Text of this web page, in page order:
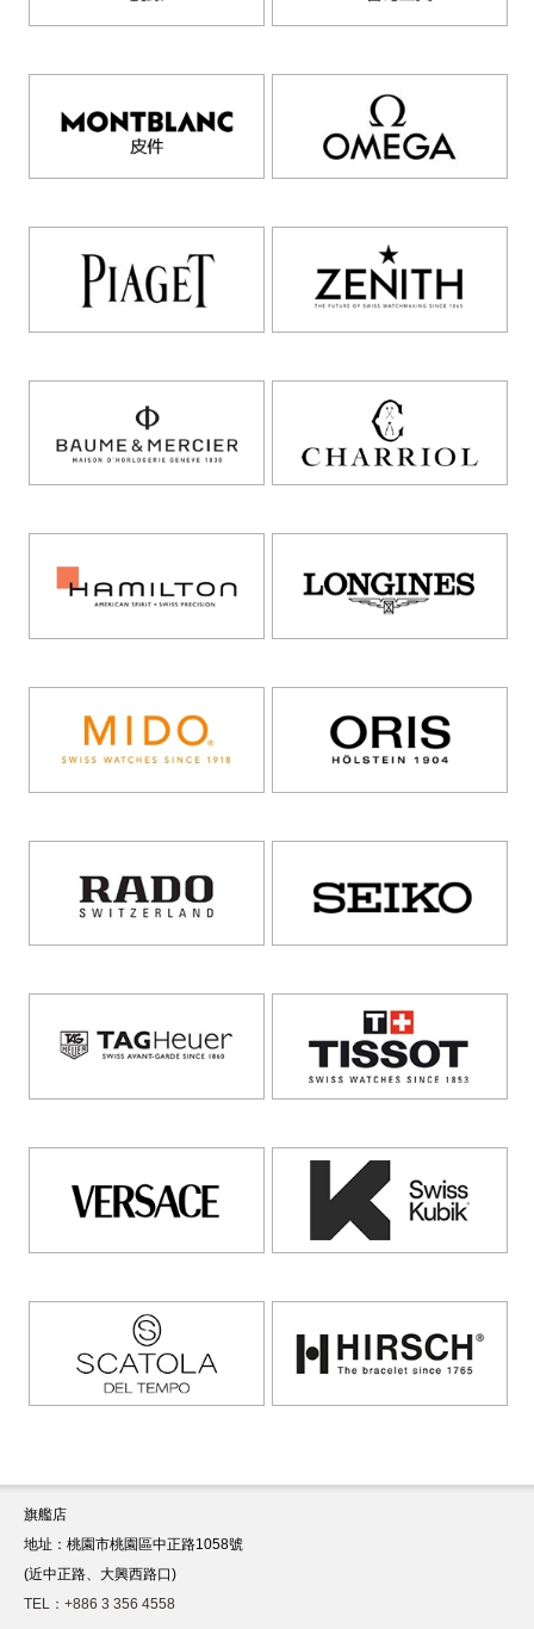
旗艦店
地址：桃園市桃園區中正路1058號
(近中正路、大興西路口)
TEL：+886 3 356 4558